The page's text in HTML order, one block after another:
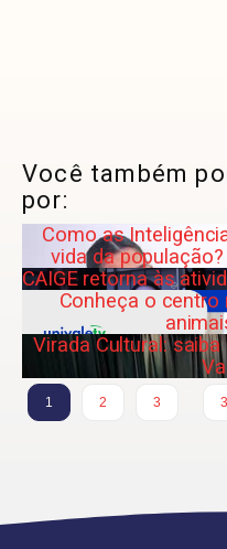
Você também
por:
Como as
vida da população?
CAIGE retorna às
Conheça o centro
Virada Cultural:
1 2 3